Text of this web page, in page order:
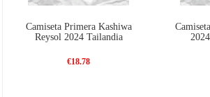
Camiseta Primera Kashiwa
Reysol 2024 Tailandia
€18.78